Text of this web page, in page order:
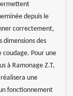
depuis le
correctement,
dimensions des
coudage. Pour une
à Ramonage Z.T,
une
fonctionnement